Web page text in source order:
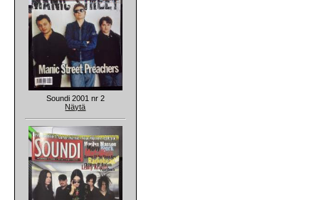
Soundi 2001 nr 2
Näytä